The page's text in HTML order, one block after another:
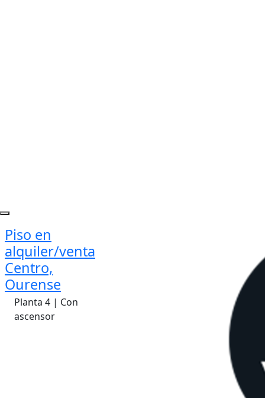
Piso en
alquiler/venta
Centro,
Ourense
Planta 4 | Con
ascensor